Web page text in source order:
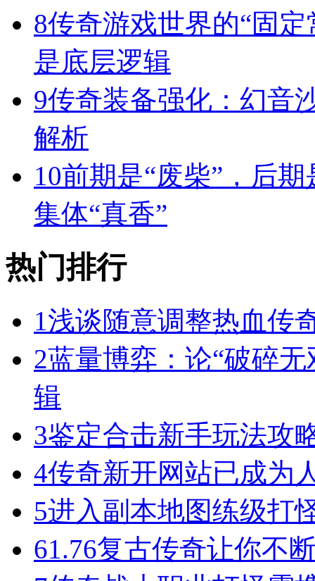
8传奇游戏世界的“固
是底层逻辑
9传奇装备强化：幻音
解析
10前期是“废柴”，后
集体“真香”
热门排行
1浅谈随意调整热血传
2蓝量博弈：论“破碎
辑
3鉴定合击新手玩法攻
4传奇新开网站已成为
5进入副本地图练级打
61.76复古传奇让你不